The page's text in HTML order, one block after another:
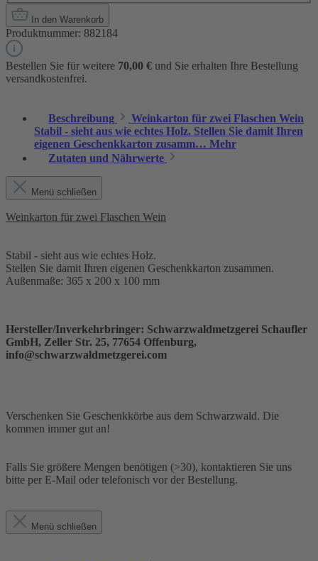
In den Warenkorb
Produktnummer: 882184
Bestellen Sie für weitere 70,00 € und Sie erhalten Ihre Bestellung
versandkostenfrei.
Beschreibung
Weinkarton für zwei Flaschen Wein
Stabil - sieht aus wie echtes Holz. Stellen Sie damit Ihren
eigenen Geschenkkarton zusamm… Mehr
Zutaten und Nährwerte
Menü schließen
Weinkarton für zwei Flaschen Wein
Stabil - sieht aus wie echtes Holz.
Stellen Sie damit Ihren eigenen Geschenkkarton zusammen.
Außenmaße: 365 x 200 x 100 mm
Hersteller/Inverkehrbringer: Schwarzwaldmetzgerei Schaufler
GmbH, Zeller Str. 25, 77654 Offenburg,
info@schwarzwaldmetzgerei.com
Verschenken Sie Geschenkkörbe aus dem Schwarzwald. Die
kommen immer gut an!
Falls Sie größere Mengen benötigen (>30), kontaktieren Sie uns
bitte per E-Mail oder telefonisch vor der Bestellung.
Menü schließen